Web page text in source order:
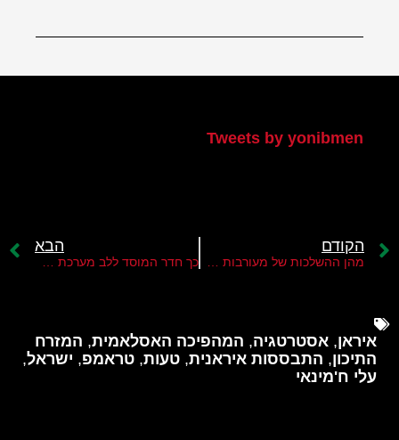
Tweets by yonibmen
הקודם הבא
איראן, אסטרטגיה, המהפיכה האסלאמית, המזרח
התיכון, התבססות איראנית, טעות, טראמפ, ישראל,
עלי ח'מינאי